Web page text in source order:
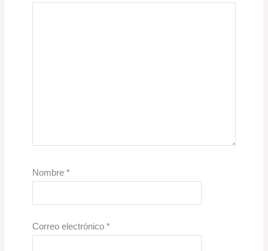
Nombre *
Correo electrónico *